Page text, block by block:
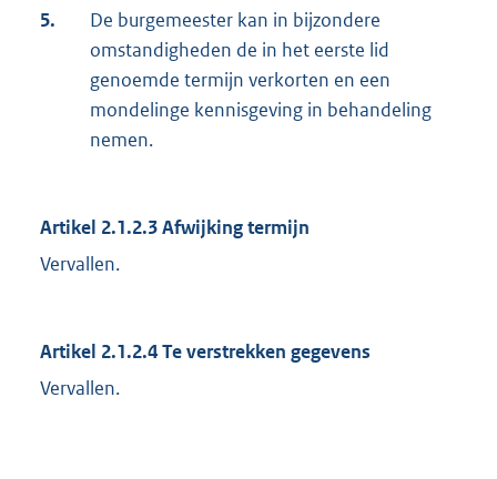
5.
De burgemeester kan in bijzondere
omstandigheden de in het eerste lid
genoemde termijn verkorten en een
mondelinge kennisgeving in behandeling
nemen.
Artikel 2.1.2.3 Afwijking termijn
Vervallen.
Artikel 2.1.2.4 Te verstrekken gegevens
Vervallen.